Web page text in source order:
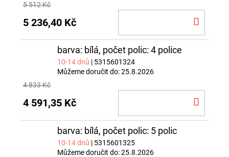
5 512 Kč
5 236,40 Kč
barva: bílá, počet polic: 4 police
10-14 dnů | 5315601324
Můžeme doručit do:25.8.2026
4 833 Kč
4 591,35 Kč
barva: bílá, počet polic: 5 polic
10-14 dnů | 5315601325
Můžeme doručit do:25.8.2026